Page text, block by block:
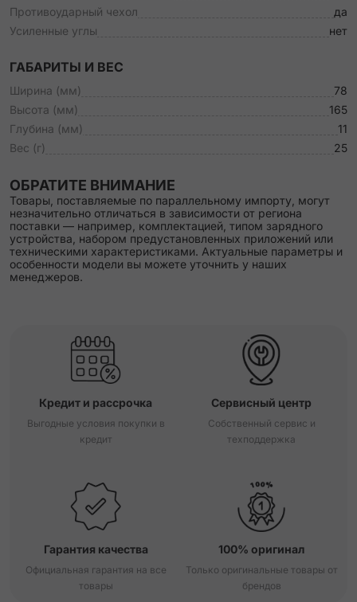
Противоударный чехол
да
Усиленные углы
нет
ГАБАРИТЫ И ВЕС
Ширина (мм)
78
Высота (мм)
165
Глубина (мм)
11
Вес (г)
25
ОБРАТИТЕ ВНИМАНИЕ
Товары, поставляемые по параллельному импорту, могут
незначительно отличаться в зависимости от региона
поставки — например, комплектацией, типом зарядного
устройства, набором предустановленных приложений или
техническими характеристиками. Актуальные параметры и
особенности модели вы можете уточнить у наших
менеджеров.
Кредит и рассрочка
Выгодные условия покупки в
кредит
Сервисный центр
Собственный сервис и
техподдержка
Гарантия качества
Официальная гарантия на все
товары
100% оригинал
Только оригинальные товары от
брендов